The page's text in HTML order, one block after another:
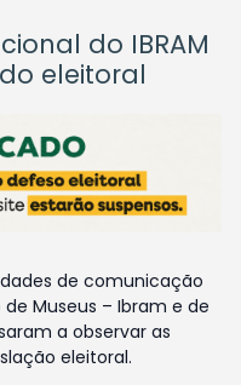
do IBRAM
eleitoral
de comunicação
Museus – Ibram e de
a observar as
eleitoral.